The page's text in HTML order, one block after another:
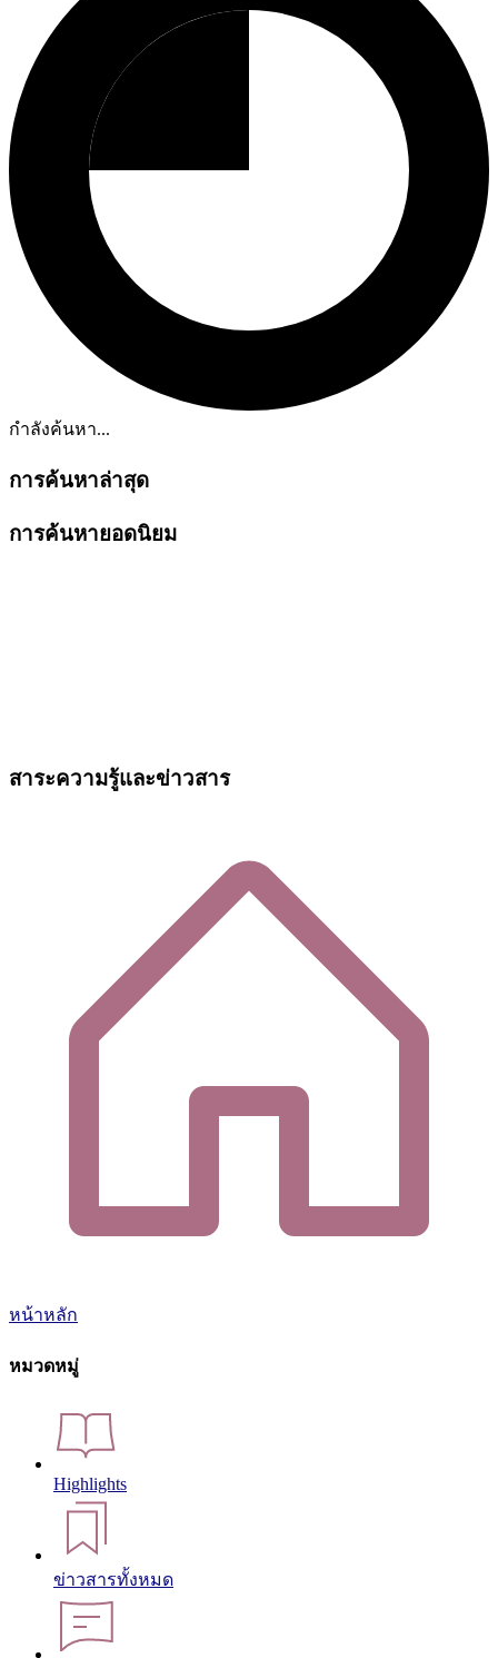
กำลังค้นหา...
การค้นหาล่าสุด
การค้นหายอดนิยม
สาระความรู้และข่าวสาร
หน้าหลัก
หมวดหมู่
Highlights
ข่าวสารทั้งหมด